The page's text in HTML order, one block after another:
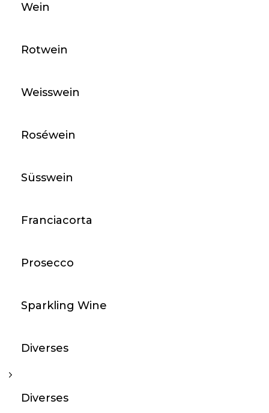
Wein
Rotwein
Weisswein
Roséwein
Süsswein
Franciacorta
Prosecco
Sparkling Wine
Diverses
Diverses